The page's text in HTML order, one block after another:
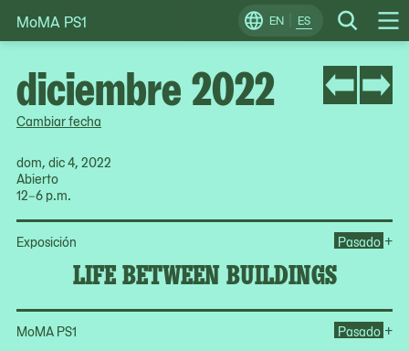
Skip
to
EN ES Search
Change
Locale
MoMA PS1
Cambiar fecha
dom, dic 4, 2022
Abierto
12–6 p.m.
Exposición
LIFE BETWEEN BUILDINGS
Pasado +
MoMA PS1 Pasado +
diciembre 2022